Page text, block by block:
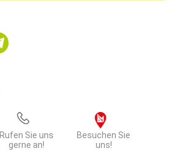
Rufen Sie uns
gerne an!
Besuchen Sie
uns!